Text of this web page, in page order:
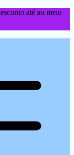
até ao meio